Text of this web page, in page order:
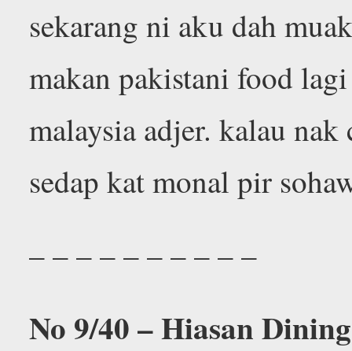
sekarang ni aku dah
makan pakistani food
malaysia adjer. kalau
sedap kat monal pir
– – – – – – – – – –
No 9/40 – Hiasan